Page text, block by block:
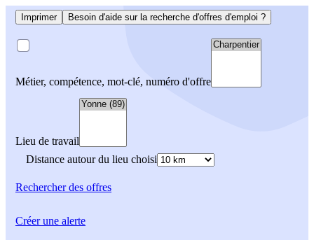
Imprimer Besoin d'aide sur la recherche d'offres d'emploi ?
Métier, compétence, mot-clé, numéro d'offre
Lieu de travail
Distance autour du lieu choisi
Rechercherdes offres
Créer une alerte